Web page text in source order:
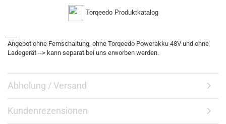
Torqeedo Produktkatalog
Angebot ohne Fernschaltung, ohne Torqeedo Powerakku 48V und ohne
Ladegerät --> kann separat bei uns erworben werden.
Abholung / Versand
Kundenrezensionen